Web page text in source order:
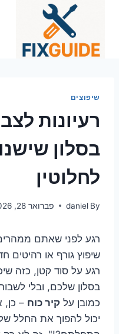
שיפוצים
רעיונות
בסלון
לחלוטין
By
daniel פברואר 28, 2026
רגע לפני שאתם
שיפוץ גורף או רהיטים
רגע על סוד קטן, כזה
בסלון שלכם, ובלי
כמובן על קיר כוח – כן,
יכול להפוך את החלל